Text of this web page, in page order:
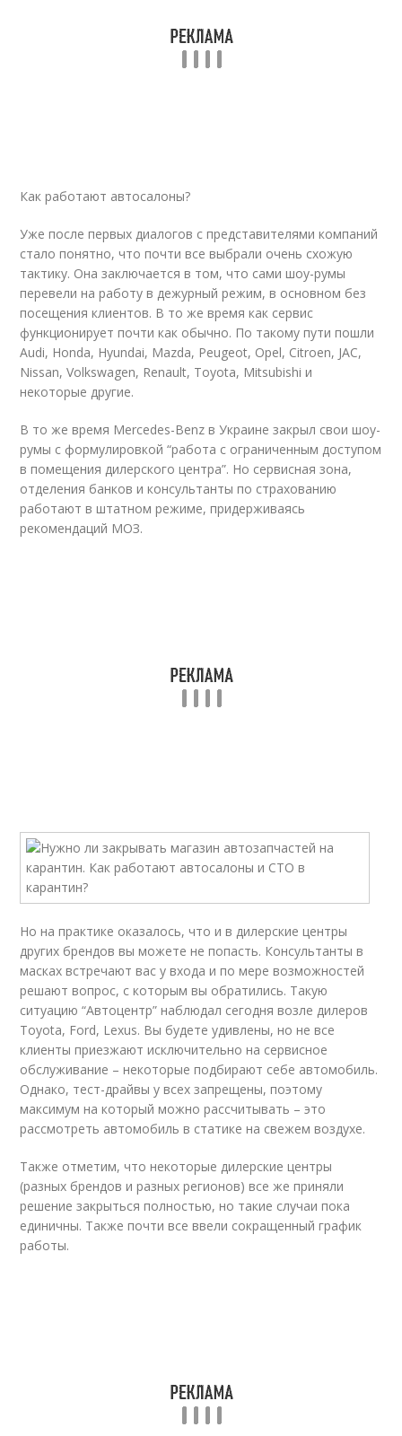
Как работают автосалоны?
Уже после первых диалогов с представителями компаний
стало понятно, что почти все выбрали очень схожую
тактику. Она заключается в том, что сами шоу-румы
перевели на работу в дежурный режим, в основном без
посещения клиентов. В то же время как сервис
функционирует почти как обычно. По такому пути пошли
Audi, Honda, Hyundai, Mazda, Peugeot, Opel, Citroen, JAC,
Nissan, Volkswagen, Renault, Toyota, Mitsubishi и
некоторые другие.
В то же время Mercedes-Benz в Украине закрыл свои шоу-
румы с формулировкой “работа с ограниченным доступом
в помещения дилерского центра”. Но сервисная зона,
отделения банков и консультанты по страхованию
работают в штатном режиме, придерживаясь
рекомендаций МОЗ.
Но на практике оказалось, что и в дилерские центры
других брендов вы можете не попасть. Консультанты в
масках встречают вас у входа и по мере возможностей
решают вопрос, с которым вы обратились. Такую
ситуацию “Автоцентр” наблюдал сегодня возле дилеров
Toyota, Ford, Lexus. Вы будете удивлены, но не все
клиенты приезжают исключительно на сервисное
обслуживание – некоторые подбирают себе автомобиль.
Однако, тест-драйвы у всех запрещены, поэтому
максимум на который можно рассчитывать – это
рассмотреть автомобиль в статике на свежем воздухе.
Также отметим, что некоторые дилерские центры
(разных брендов и разных регионов) все же приняли
решение закрыться полностью, но такие случаи пока
единичны. Также почти все ввели сокращенный график
работы.